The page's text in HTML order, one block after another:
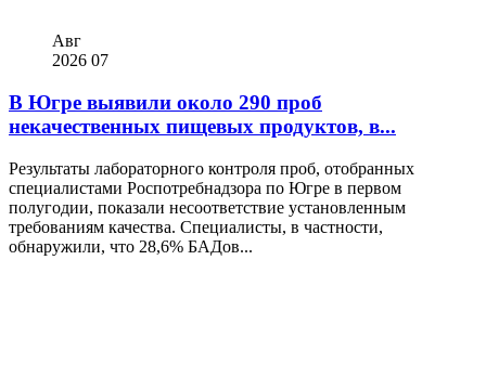
Авг
2026 07
В Югре выявили около 290 проб
некачественных пищевых продуктов, в...
Результаты лабораторного контроля проб, отобранных
специалистами Роспотребнадзора по Югре в первом
полугодии, показали несоответствие установленным
требованиям качества. Специалисты, в частности,
обнаружили, что 28,6% БАДов...